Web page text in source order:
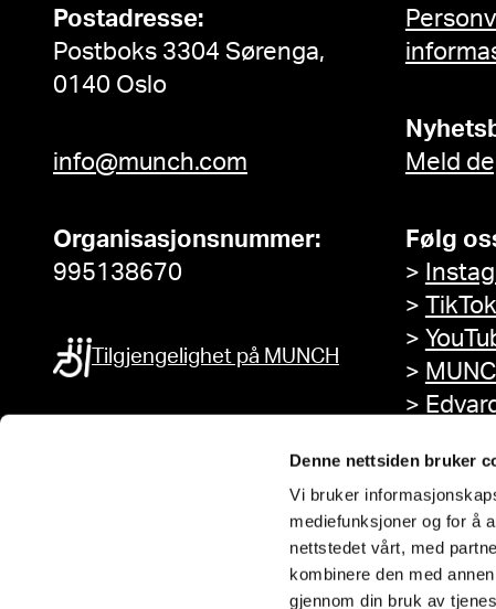
Denne nettsiden bruker
Vi bruker
mediefunksjoner og for å
nettstedet vårt, med
kombinere den med
gjennom din bruk av
Postadresse:
Postboks 3304 Sørenga,
0140 Oslo
info@munch.com
Organisasjonsnummer:
995138670
Tilgjengelighet på MUNCH
Meld
Følg
>
> TikTok
>
>
>